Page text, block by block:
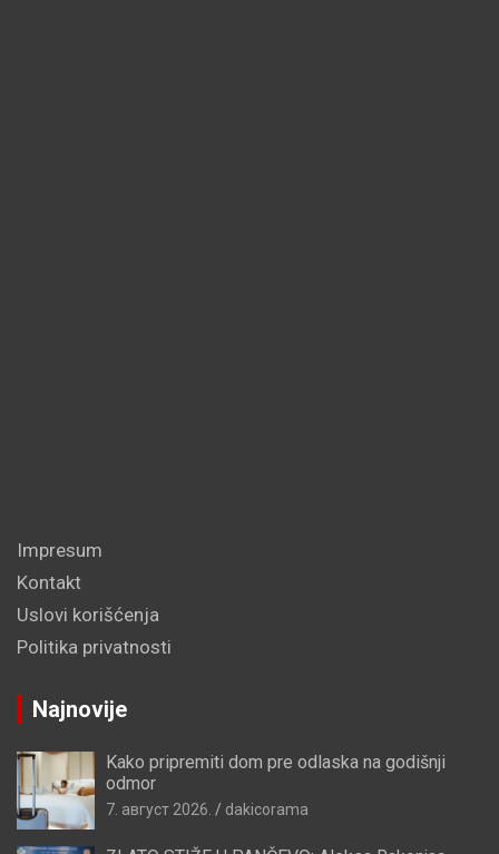
Impresum
Kontakt
Uslovi korišćenja
Politika privatnosti
Najnovije
Kako pripremiti dom pre odlaska na godišnji
odmor
7. август 2026. dakicorama